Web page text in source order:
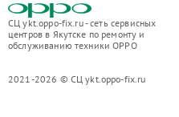
СЦ ykt.oppo-fix.ru - сеть сервисных
центров в Якутске по ремонту и
обслуживанию техники OPPO
2021-2026 © СЦ ykt.oppo-fix.ru